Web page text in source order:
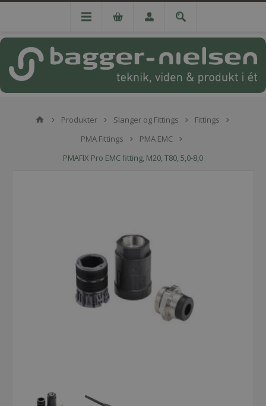
Produkter Slanger og Fittings
Fittings
PMA Fittings
PMA EMC
PMAFIX Pro EMC fitting, M20, T80, 5,0-8,0